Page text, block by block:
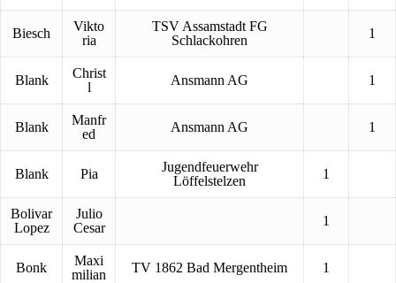
Biesch
Vikto
ria
TSV Assamstadt FG
Schlackohren
1
Blank
Christ
l
Ansmann AG 1
Blank
Manfr
ed
Ansmann AG 1
Blank Pia
Jugendfeuerwehr
Löffelstelzen
1
Bolivar
Lopez
Julio
Cesar
1
Bonk
Maxi
milian
TV 1862 Bad Mergentheim 1